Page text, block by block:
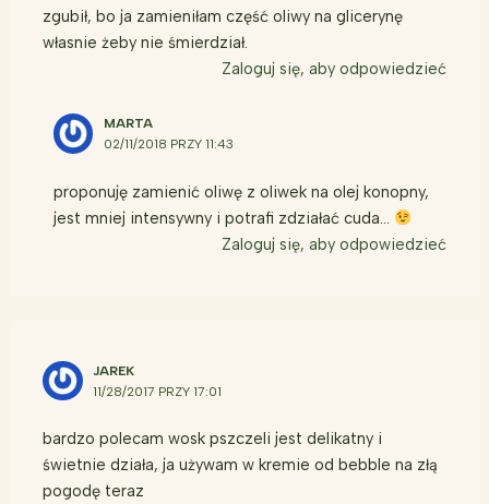
zgubił, bo ja zamieniłam część oliwy na glicerynę
własnie żeby nie śmierdział.
Zaloguj się, aby odpowiedzieć
MARTA
02/11/2018 PRZY 11:43
proponuję zamienić oliwę z oliwek na olej konopny,
jest mniej intensywny i potrafi zdziałać cuda…
Zaloguj się, aby odpowiedzieć
JAREK
11/28/2017 PRZY 17:01
bardzo polecam wosk pszczeli jest delikatny i
świetnie działa, ja używam w kremie od bebble na złą
pogodę teraz